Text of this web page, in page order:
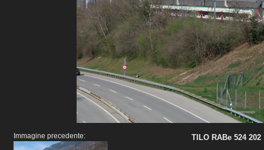
Immagine precedente:
TILO RABe 524 202